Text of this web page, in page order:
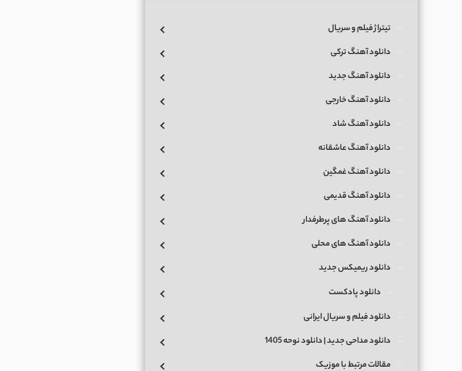
تیتراژ فیلم و سریال
دانلود آهنگ ترکی
دانلود آهنگ جدید
دانلود آهنگ خارجی
دانلود آهنگ شاد
دانلود آهنگ عاشقانه
دانلود آهنگ غمگین
دانلود آهنگ قدیمی
دانلود آهنگ های پرطرفدار
دانلود آهنگ های محلی
دانلود ریمیکس جدید
دانلود پادکست
دانلود فیلم و سریال ایرانی
دانلود مداحی جدید | دانلود نوحه 1405
مقالات مرتبط با موزیک